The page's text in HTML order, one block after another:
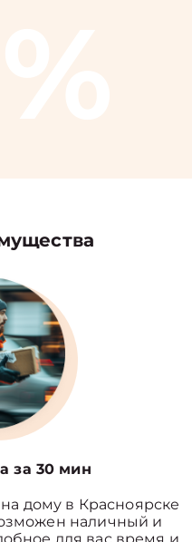
за 30 мин
дому в Красноярске
наличный и